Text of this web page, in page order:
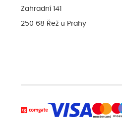
Zahradní 141
250 68 Řež u Prahy